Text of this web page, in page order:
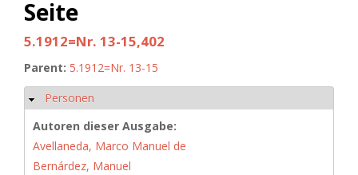
Seite
5.1912=Nr. 13-15,402
Parent: 5.1912=Nr. 13-15
Ausblenden
Personen
Autoren dieser Ausgabe:
Avellaneda, Marco Manuel de
Bernárdez, Manuel